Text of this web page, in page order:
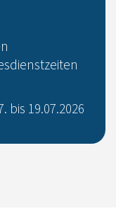
bis 19.07.2026